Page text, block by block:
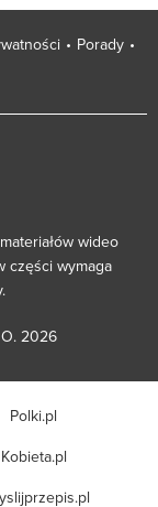
Porady
wideo
części wymaga
O. 2026
Polki.pl
Kobieta.pl